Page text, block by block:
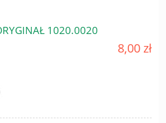
1020.0020
8,00 zł